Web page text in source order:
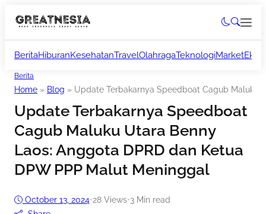
BeritaHiburanKesehatanTravelOlahragaTeknologiMarket
Berita
Home » Blog » Update Terbakarnya Speedboat Cagub Maluku
Update Terbakarnya Speedboat
Cagub Maluku Utara Benny
Laos: Anggota DPRD dan Ketua
DPW PPP Malut Meninggal
October 13, 2024•28 Views•3 Min read